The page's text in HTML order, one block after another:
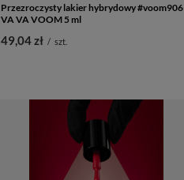
Przezroczysty lakier hybrydowy #voom906
VA VA VOOM 5 ml
49,04 zł / szt.